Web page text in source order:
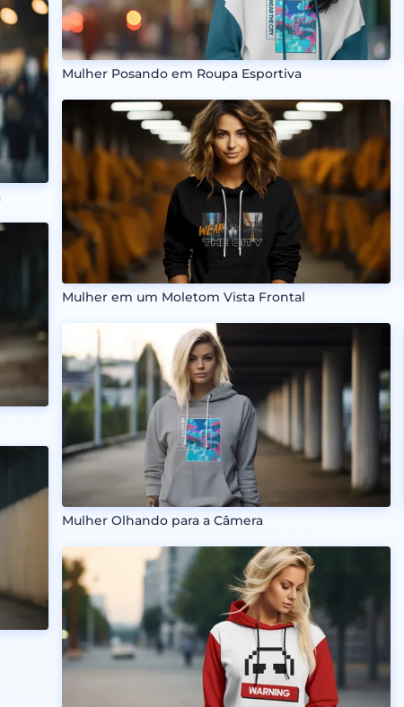
Mulher Posando em Roupa Esportiva
Mulher em um Moletom Vista Frontal
Mulher Olhando para a Câmera